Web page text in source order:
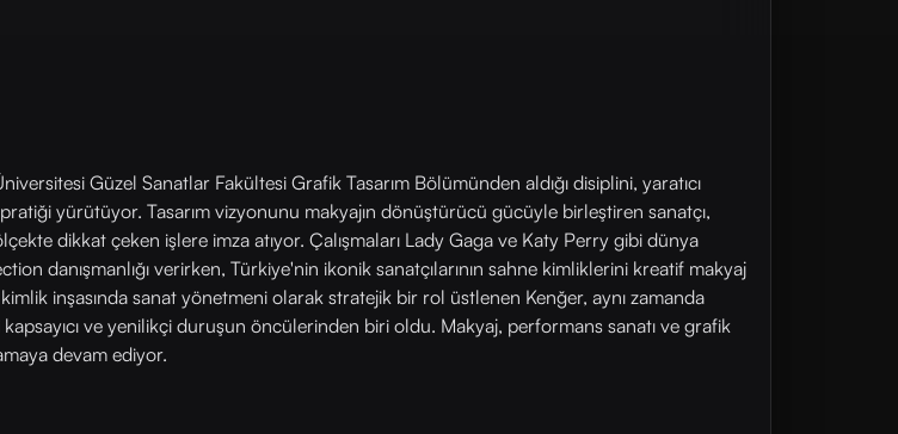
Güzel Sanatlar Fakültesi Grafik Tasarım Bölümünden aldığı disiplini, yaratıcı
yürütüyor. Tasarım vizyonunu makyajın dönüştürücü gücüyle birleştiren sanatçı,
dikkat çeken işlere imza atıyor. Çalışmaları Lady Gaga ve Katy Perry gibi dünya
danışmanlığı verirken, Türkiye'nin ikonik sanatçılarının sahne kimliklerini kreatif makyaj
inşasında sanat yönetmeni olarak stratejik bir rol üstlenen Kenğer, aynı zamanda
ve yenilikçi duruşun öncülerinden biri oldu. Makyaj, performans sanatı ve grafik
devam ediyor.